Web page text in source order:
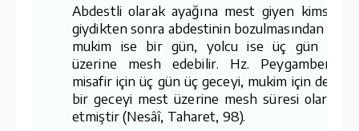
Abdestli olarak ayağına mest giyen kimse,
giydikten sonra abdestinin bozulmasından
mukim ise bir gün, yolcu ise üç gün
üzerine mesh edebilir. Hz. Peygamber
misafir için üç gün üç geceyi, mukim için de bir
bir geceyi mest üzerine mesh süresi olarak
etmiştir (Nesâî, Taharet, 98).